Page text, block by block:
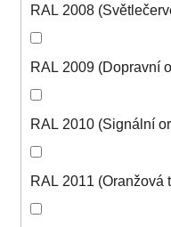
RAL 2008
RAL 2009 (Dopravní
RAL 2010 (Signální
RAL 2011 (Oranžová